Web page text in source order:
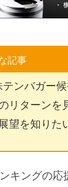
記事
ンバガー
リターンを
望を知りた
キングの応